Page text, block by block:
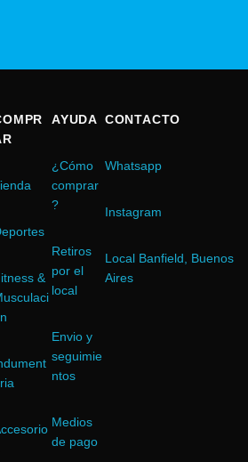
&
AYUDA
¿Cómo
comprar
?
Retiros
por el
local
Envio y
seguimie
ntos
Medios
de pago
CONTACTO
Whatsapp
Instagram
Local Banfield, Buenos
Aires